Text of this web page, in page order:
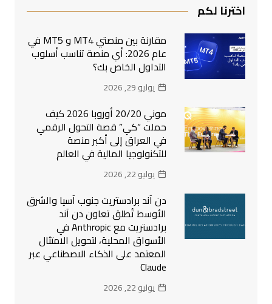
اخترنا لكم
مقارنة بين منصتي MT4 و MT5 في
عام 2026: أي منصة تناسب أسلوب
التداول الخاص بك؟
يوليو 29, 2026
موني 20/20 أوروبا 2026 كيف
حملت “كي” قصة التحول الرقمي
في العراق إلى أكبر منصة
للتكنولوجيا المالية في العالم
يوليو 22, 2026
دن آند برادستريت جنوب آسيا والشرق
الأوسط تُطلق تعاون دن آند
برادستريت مع Anthropic في
الأسواق المحلية، لتحويل الامتثال
المعتمد على الذكاء الاصطناعي عبر
Claude
يوليو 22, 2026